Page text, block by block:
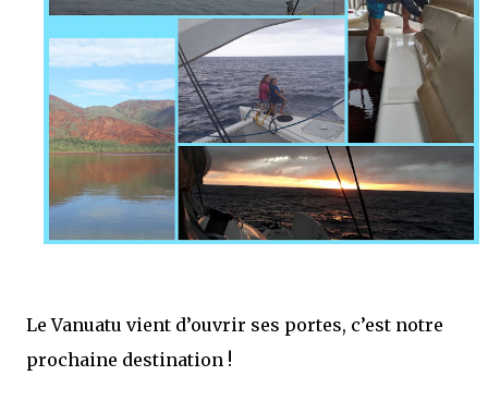
Le Vanuatu vient d’ouvrir ses portes, c’est notre
prochaine destination !